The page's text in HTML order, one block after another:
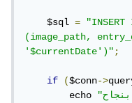
    $sql
=
(image_path,
'$currentDate')";
if ($conn->
        echo